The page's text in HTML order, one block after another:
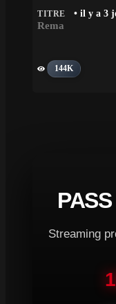
TITRE • il y a 3
Rema
144K
Streaming